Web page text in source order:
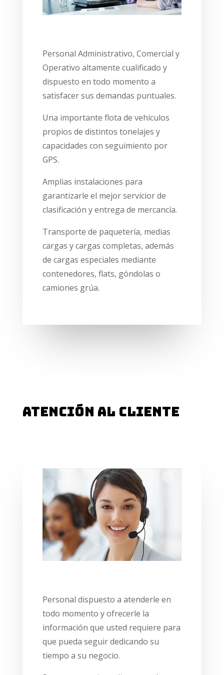
Personal Administrativo, Comercial y
Operativo altamente cualificado y
dispuesto en todo momento a
satisfacer sus demandas puntuales.
Una importante flota de vehículos
propios de distintos tonelajes y
capacidades con seguimiento por
GPS.
Amplias instalaciones para
garantizarle el mejor servicior de
clasificación y entrega de mercancía.
Transporte de paquetería, medias
cargas y cargas completas, además
de cargas especiales mediante
contenedores, flats, góndolas o
camiones grúa.
ATENCIÓN AL CLIENTE
Personal dispuesto a atenderle en
todo momento y ofrecerle la
información que usted requiere para
que pueda seguir dedicando su
tiempo a su negocio.